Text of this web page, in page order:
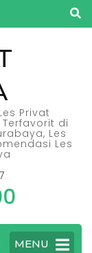
Privat
di
Les
Les
MENU